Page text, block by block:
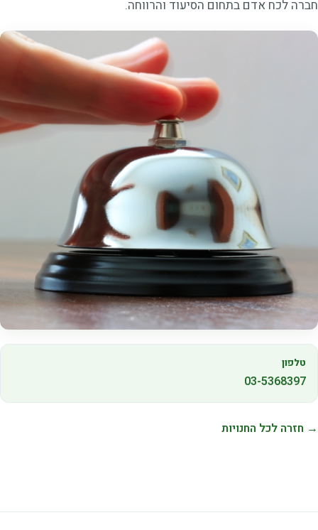
חברה לכח אדם בתחום הסיעוד והרווחה.
טלפון
03-5368397
→ חזרה לכל החנויות